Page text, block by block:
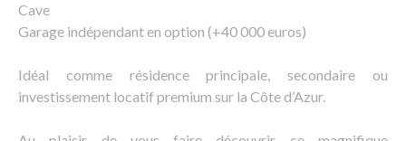
Cave
Garage indépendant en option (+40 000 euros)
Idéal comme résidence principale, secondaire ou
investissement locatif premium sur la Côte d’Azur.